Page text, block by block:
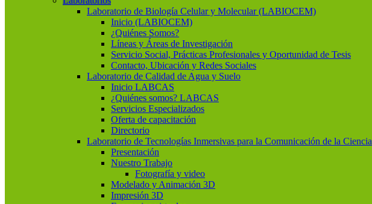
Laboratorio de Biología Celular y Molecular (LABIOCEM)
Inicio (LABIOCEM)
¿Quiénes Somos?
Líneas y Áreas de Investigación
Servicio Social, Prácticas Profesionales y Oportunidad de Tesis
Contacto, Ubicación y Redes Sociales
Laboratorio de Calidad de Agua y Suelo
Inicio LABCAS
¿Quiénes somos? LABCAS
Servicios Especializados
Oferta de capacitación
Directorio
Laboratorio de Tecnologías Inmersivas para la Comunicación de la Ciencia
Presentación
Nuestro Trabajo
Fotografía y video
Modelado y Animación 3D
Impresión 3D